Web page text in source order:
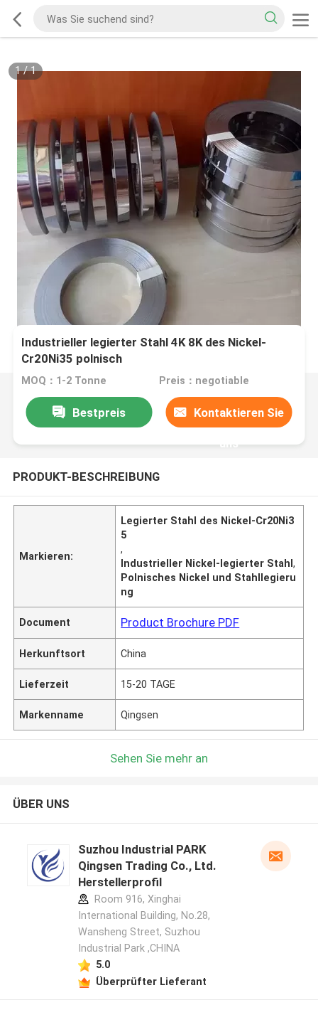
1/1
Industrieller legierter Stahl 4K 8K des Nickel-
Cr20Ni35 polnisch
MOQ：1-2 Tonne Preis：negotiable
Bestpreis Kontaktieren Sie
uns
PRODUKT-BESCHREIBUNG
Markieren:
Legierter Stahl des Nickel-Cr20Ni3
5
,
Industrieller Nickel-legierter Stahl,
Polnisches Nickel und Stahllegieru
ng
Document Product Brochure PDF
Herkunftsort China
Lieferzeit 15-20 TAGE
Markenname Qingsen
Sehen Sie mehr an
ÜBER UNS
Suzhou Industrial PARK
Qingsen Trading Co., Ltd.
Herstellerprofil
Room 916, Xinghai
International Building, No.28,
Wansheng Street, Suzhou
Industrial Park ,CHINA
5.0
Überprüfter Lieferant